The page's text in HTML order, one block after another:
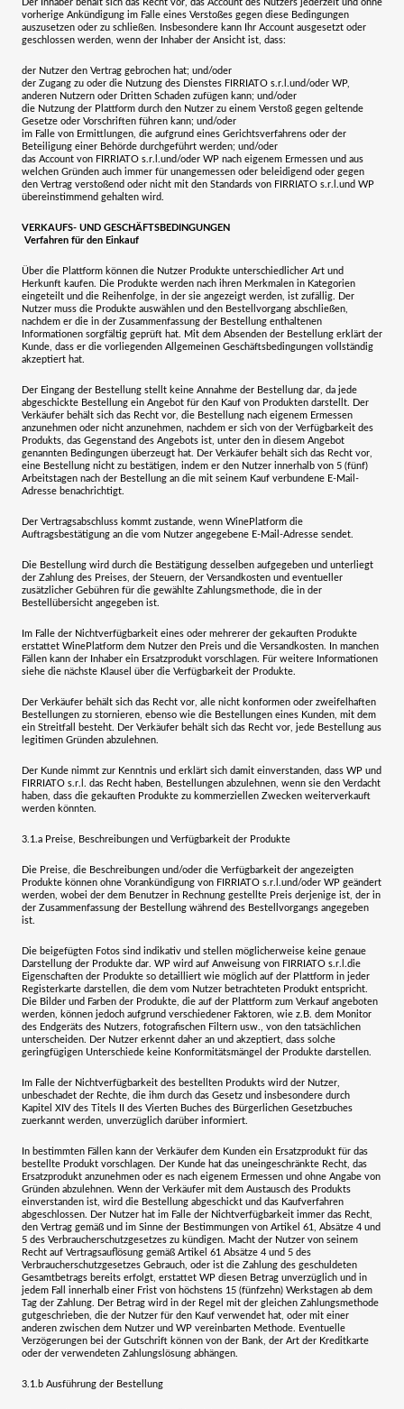
Der Inhaber behält sich das Recht vor, das Account des Nutzers jederzeit und ohne
vorherige Ankündigung im Falle eines Verstoßes gegen diese Bedingungen
auszusetzen oder zu schließen. Insbesondere kann Ihr Account ausgesetzt oder
geschlossen werden, wenn der Inhaber der Ansicht ist, dass:
der Nutzer den Vertrag gebrochen hat; und/oder
der Zugang zu oder die Nutzung des Dienstes FIRRIATO s.r.l. und/oder WP,
anderen Nutzern oder Dritten Schaden zufügen kann; und/oder
die Nutzung der Plattform durch den Nutzer zu einem Verstoß gegen geltende
Gesetze oder Vorschriften führen kann; und/oder
im Falle von Ermittlungen, die aufgrund eines Gerichtsverfahrens oder der
Beteiligung einer Behörde durchgeführt werden; und/oder
das Account von FIRRIATO s.r.l. und/oder WP nach eigenem Ermessen und aus
welchen Gründen auch immer für unangemessen oder beleidigend oder gegen
den Vertrag verstoßend oder nicht mit den Standards von FIRRIATO s.r.l. und WP
übereinstimmend gehalten wird.
VERKAUFS- UND GESCHÄFTSBEDINGUNGEN
Verfahren für den Einkauf
Über die Plattform können die Nutzer Produkte unterschiedlicher Art und
Herkunft kaufen. Die Produkte werden nach ihren Merkmalen in Kategorien
eingeteilt und die Reihenfolge, in der sie angezeigt werden, ist zufällig. Der
Nutzer muss die Produkte auswählen und den Bestellvorgang abschließen,
nachdem er die in der Zusammenfassung der Bestellung enthaltenen
Informationen sorgfältig geprüft hat. Mit dem Absenden der Bestellung erklärt der
Kunde, dass er die vorliegenden Allgemeinen Geschäftsbedingungen vollständig
akzeptiert hat.
Der Eingang der Bestellung stellt keine Annahme der Bestellung dar, da jede
abgeschickte Bestellung ein Angebot für den Kauf von Produkten darstellt. Der
Verkäufer behält sich das Recht vor, die Bestellung nach eigenem Ermessen
anzunehmen oder nicht anzunehmen, nachdem er sich von der Verfügbarkeit des
Produkts, das Gegenstand des Angebots ist, unter den in diesem Angebot
genannten Bedingungen überzeugt hat. Der Verkäufer behält sich das Recht vor,
eine Bestellung nicht zu bestätigen, indem er den Nutzer innerhalb von 5 (fünf)
Arbeitstagen nach der Bestellung an die mit seinem Kauf verbundene E-Mail-
Adresse benachrichtigt.
Der Vertragsabschluss kommt zustande, wenn WinePlatform die
Auftragsbestätigung an die vom Nutzer angegebene E-Mail-Adresse sendet.
Die Bestellung wird durch die Bestätigung desselben aufgegeben und unterliegt
der Zahlung des Preises, der Steuern, der Versandkosten und eventueller
zusätzlicher Gebühren für die gewählte Zahlungsmethode, die in der
Bestellübersicht angegeben ist.
Im Falle der Nichtverfügbarkeit eines oder mehrerer der gekauften Produkte
erstattet WinePlatform dem Nutzer den Preis und die Versandkosten. In manchen
Fällen kann der Inhaber ein Ersatzprodukt vorschlagen. Für weitere Informationen
siehe die nächste Klausel über die Verfügbarkeit der Produkte.
Der Verkäufer behält sich das Recht vor, alle nicht konformen oder zweifelhaften
Bestellungen zu stornieren, ebenso wie die Bestellungen eines Kunden, mit dem
ein Streitfall besteht. Der Verkäufer behält sich das Recht vor, jede Bestellung aus
legitimen Gründen abzulehnen.
Der Kunde nimmt zur Kenntnis und erklärt sich damit einverstanden, dass WP und
FIRRIATO s.r.l.
das Recht haben, Bestellungen abzulehnen, wenn sie den Verdacht
haben, dass die gekauften Produkte zu kommerziellen Zwecken weiterverkauft
werden könnten.
3.1.a Preise, Beschreibungen und Verfügbarkeit der Produkte
Die Preise, die Beschreibungen und/oder die Verfügbarkeit der angezeigten
Produkte können ohne Vorankündigung von FIRRIATO s.r.l. und/oder WP geändert
werden, wobei der dem Benutzer in Rechnung gestellte Preis derjenige ist, der in
der Zusammenfassung der Bestellung während des Bestellvorgangs angegeben
ist.
Die beigefügten Fotos sind indikativ und stellen möglicherweise keine genaue
Darstellung der Produkte dar. WP wird auf Anweisung von FIRRIATO s.r.l. die
Eigenschaften der Produkte so detailliert wie möglich auf der Plattform in jeder
Registerkarte darstellen, die dem vom Nutzer betrachteten Produkt entspricht.
Die Bilder und Farben der Produkte, die auf der Plattform zum Verkauf angeboten
werden, können jedoch aufgrund verschiedener Faktoren, wie z.B. dem Monitor
des Endgeräts des Nutzers, fotografischen Filtern usw., von den tatsächlichen
unterscheiden. Der Nutzer erkennt daher an und akzeptiert, dass solche
geringfügigen Unterschiede keine Konformitätsmängel der Produkte darstellen.
Im Falle der Nichtverfügbarkeit des bestellten Produkts wird der Nutzer,
unbeschadet der Rechte, die ihm durch das Gesetz und insbesondere durch
Kapitel XIV des Titels II des Vierten Buches des Bürgerlichen Gesetzbuches
zuerkannt werden, unverzüglich darüber informiert.
In bestimmten Fällen kann der Verkäufer dem Kunden ein Ersatzprodukt für das
bestellte Produkt vorschlagen. Der Kunde hat das uneingeschränkte Recht, das
Ersatzprodukt anzunehmen oder es nach eigenem Ermessen und ohne Angabe von
Gründen abzulehnen. Wenn der Verkäufer mit dem Austausch des Produkts
einverstanden ist, wird die Bestellung abgeschickt und das Kaufverfahren
abgeschlossen. Der Nutzer hat im Falle der Nichtverfügbarkeit immer das Recht,
den Vertrag gemäß und im Sinne der Bestimmungen von Artikel 61, Absätze 4 und
5 des Verbraucherschutzgesetzes zu kündigen. Macht der Nutzer von seinem
Recht auf Vertragsauflösung gemäß Artikel 61 Absätze 4 und 5 des
Verbraucherschutzgesetzes Gebrauch, oder ist die Zahlung des geschuldeten
Gesamtbetrags bereits erfolgt, erstattet WP diesen Betrag unverzüglich und in
jedem Fall innerhalb einer Frist von höchstens 15 (fünfzehn) Werkstagen ab dem
Tag der Zahlung. Der Betrag wird in der Regel mit der gleichen Zahlungsmethode
gutgeschrieben, die der Nutzer für den Kauf verwendet hat, oder mit einer
anderen zwischen dem Nutzer und WP vereinbarten Methode. Eventuelle
Verzögerungen bei der Gutschrift können von der Bank, der Art der Kreditkarte
oder der verwendeten Zahlungslösung abhängen.
3.1.b Ausführung der Bestellung